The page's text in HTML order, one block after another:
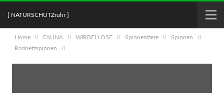
[ NATURSCHUTZruhr ]
Home FAUNA WIRBELLOSE Spinnentiere
Spinnen
Radnetzspinnen